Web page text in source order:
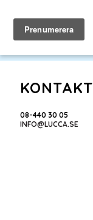
KONTAKT
08-440 30 05
INFO@LUCCA.SE